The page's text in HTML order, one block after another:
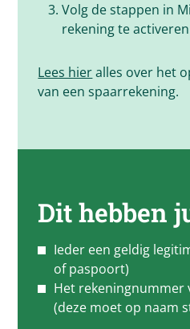
Volg de stappen in
rekening te
Lees hieralles over het
van een spaarrekening.
Dit hebben
Ieder een geldig
of paspoort)
Het rekeningnummer
(deze moet op naam